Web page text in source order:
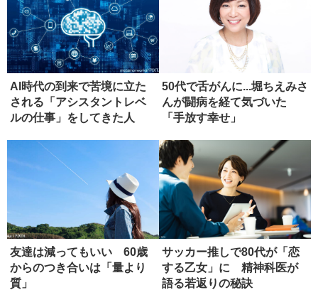
AI時代の到来で苦境に立た
される「アシスタントレベ
ルの仕事」をしてきた人
50代で舌がんに...堀ちえみさ
んが闘病を経て気づいた
「手放す幸せ」
友達は減ってもいい 60歳
からのつき合いは「量より
質」
サッカー推しで80代が「恋
する乙女」に 精神科医が
語る若返りの秘訣